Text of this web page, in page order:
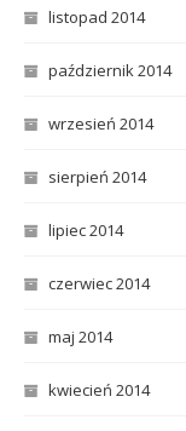
listopad 2014
październik 2014
wrzesień 2014
sierpień 2014
lipiec 2014
czerwiec 2014
maj 2014
kwiecień 2014